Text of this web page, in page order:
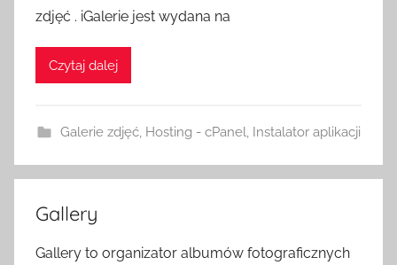
zdjęć . iGalerie jest wydana na
Czytaj dalej
Galerie zdjęć, Hosting - cPanel, Instalator aplikacji
Gallery
Gallery to organizator albumów fotograficznych